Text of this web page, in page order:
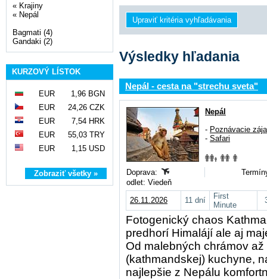
« Krajiny
« Nepál
Bagmati (4)
Gandaki (2)
KURZOVÝ LÍSTOK
EUR
1,96 BGN
EUR
24,26 CZK
EUR
7,54 HRK
EUR
55,03 TRY
EUR
1,15 USD
Zobraziť všetky »
Výsledky hľadania
Nepál - cesta na "strechu sveta"
Nepál
- Poznávacie
- Safari
Doprava:
odlet: Viedeň
26.11.2026
11 dní
First
Minute
Fotogenický chaos
predhorí Himalájí ale aj
Od malebných chrámov
(kathmandskej) kuchyne,
najlepšie z Nepálu